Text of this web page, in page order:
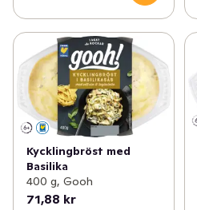
Kycklingbröst med
Basilika
400 g, Gooh
71,88 kr